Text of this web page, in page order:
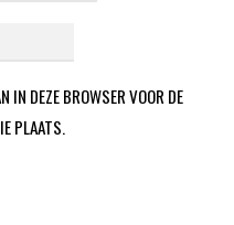
IN DEZE BROWSER VOOR DE
PLAATS.